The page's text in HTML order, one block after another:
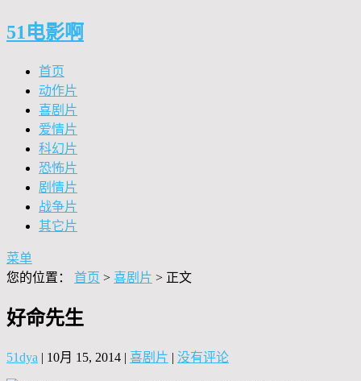
51电影啊
首页
动作片
喜剧片
爱情片
科幻片
恐怖片
剧情片
战争片
其它片
菜单
您的位置： 首页 > 喜剧片 > 正文
好命先生
51dya | 10月 15, 2014 | 喜剧片 | 没有评论